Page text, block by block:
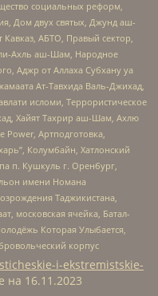
социальных реформ,
Дом двух святых, Джунд аш-
АБТО, Правый сектор,
ли-Ахль аш-Шам, Народное
Аджр от Аллаха Субхану уа
Ат-Тавхида Валь-Джихад,
исломи, Террористическое
Хайят Тахрир аш-Шам, Ахлю
Артподготовка,
Колумбайн, Хатлонский
п. Кушкуль г. Оренбург,
имени Номана
Таджикистана,
московская ячейка, Батал-
Которая Улыбается,
корпус
i-ekstremistskie-
на 16.11.2023